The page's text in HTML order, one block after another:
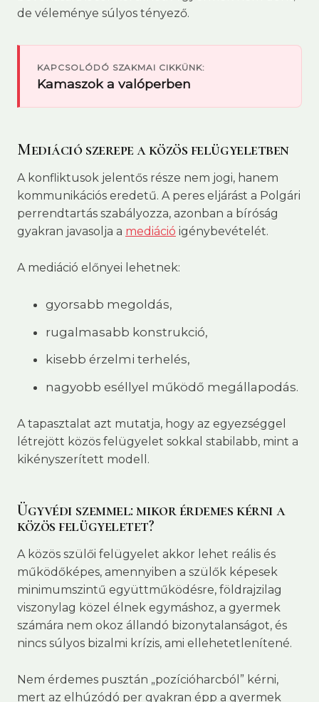
de véleménye súlyos tényező.
KAPCSOLÓDÓ SZAKMAI CIKKÜNK:
Kamaszok a valóperben
Mediáció szerepe a közös felügyeletben
A konfliktusok jelentős része nem jogi, hanem
kommunikációs eredetű. A peres eljárást a Polgári
perrendtartás szabályozza, azonban a bíróság
gyakran javasolja a mediáció igénybevételét.
A mediáció előnyei lehetnek:
gyorsabb megoldás,
rugalmasabb konstrukció,
kisebb érzelmi terhelés,
nagyobb eséllyel működő megállapodás.
A tapasztalat azt mutatja, hogy az egyezséggel
létrejött közös felügyelet sokkal stabilabb, mint a
kikényszerített modell.
Ügyvédi szemmel: mikor érdemes kérni a
közös felügyeletet?
A közös szülői felügyelet akkor lehet reális és
működőképes, amennyiben a szülők képesek
minimumszintű együttműködésre, földrajzilag
viszonylag közel élnek egymáshoz, a gyermek
számára nem okoz állandó bizonytalanságot, és
nincs súlyos bizalmi krízis, ami ellehetetlenítené.
Nem érdemes pusztán „pozícióharcból” kérni,
mert az elhúzódó per gyakran épp a gyermek